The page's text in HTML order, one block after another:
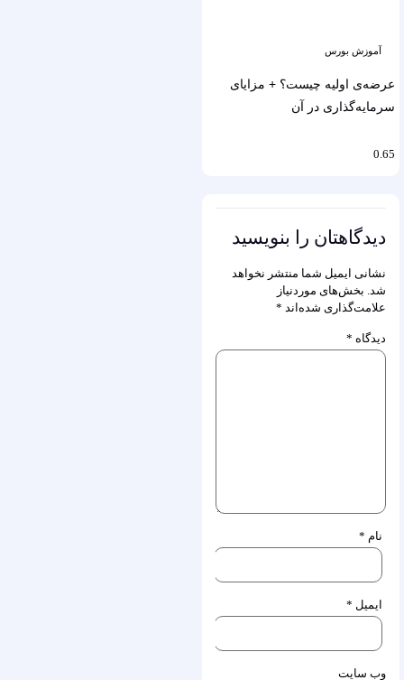
آموزش بورس
عرضه‌ی اولیه چیست؟ + مزایای
سرمایه‎‌گذاری در آن
دیدگاهتان را بنویسید
نشانی ایمیل شما منتشر نخواهد
شد. بخش‌های موردنیاز
علامت‌گذاری شده‌اند *
دیدگاه *
نام *
ایمیل *
وب‌ سایت